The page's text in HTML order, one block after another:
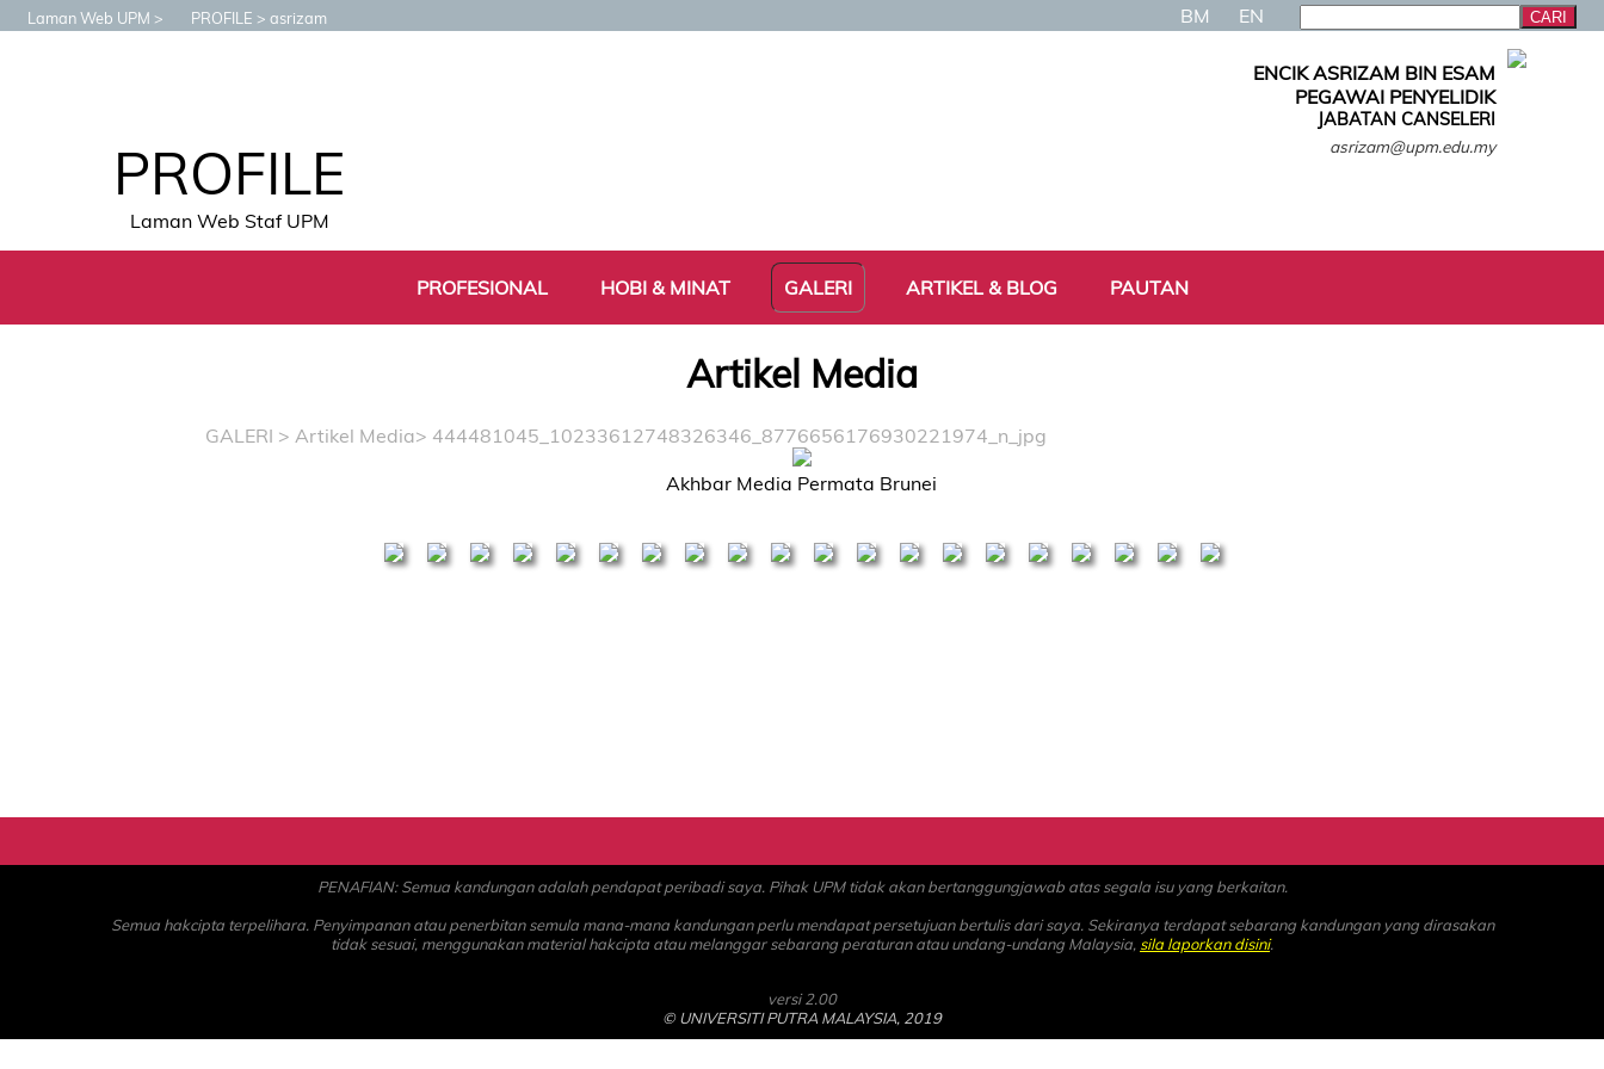
Laman Web UPM PROFILE asrizam BM EN
PROFILE
Laman Web Staf UPM
ENCIK ASRIZAM BIN ESAM
PEGAWAI PENYELIDIK
JABATAN CANSELERI
asrizam@upm.edu.my
PROFESIONAL HOBI & MINAT GALERI ARTIKEL & BLOG PAUTAN
Artikel Media
GALERI > Artikel Media> 444481045_10233612748326346_8776656176930221974_n_jpg
Akhbar Media Permata Brunei
PENAFIAN: Semua kandungan adalah pendapat peribadi saya. Pihak UPM tidak akan bertanggungjawab atas segala isu yang berkaitan.
Semua hakcipta terpelihara. Penyimpanan atau penerbitan semula mana-mana kandungan perlu mendapat persetujuan bertulis dari saya. Sekiranya terdapat sebarang kandungan yang dirasakan
tidak sesuai, menggunakan material hakcipta atau melanggar sebarang peraturan atau undang-undang Malaysia, sila laporkan disini.
versi 2.00
© UNIVERSITI PUTRA MALAYSIA, 2019